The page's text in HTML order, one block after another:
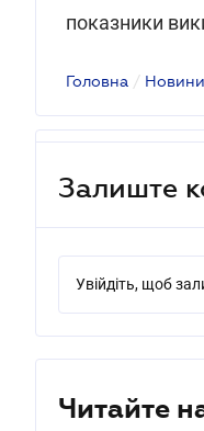
показники
Головна / Новини
Залиште
Увійдіть, щоб
Читайте